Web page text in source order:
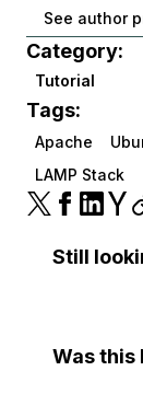
See author
Category:
Tutorial
Tags:
Apache
LAMP Stack
Still
Was this